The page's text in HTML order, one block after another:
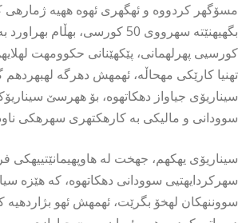
مسۆگهر کردووە و ئهگهری ئهوه ههیه ژمارهی
كورسیی پهرلهمانی، پێكهێنانی حكوومهت
تهنیا كارێكی مهحاڵه، ئهمهش دهرگە
سیناریۆی جیاواز دهكاتهوه، بۆ ههرسێ
سوودانی و مالیكی به كارهكتهری سهرهكی
سیناریۆی یهكهم، جهخت له هاوپهیمانێتییهكی
سهركردایهتیی سوودانی دهكاتهوه، كه هێزه
سووننهكان لهخۆ بگرێت، ئهمهش ئهو بژاردهیه